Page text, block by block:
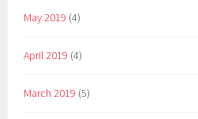
May 2019 (4)
April 2019 (4)
March 2019 (5)